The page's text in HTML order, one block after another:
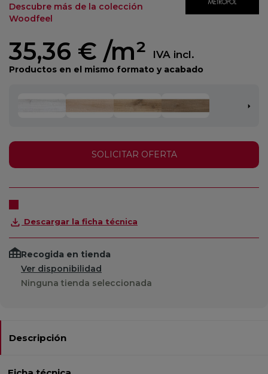
Descubre más de la colección
Woodfeel
35,36 € /m² IVA incl.
Productos en el mismo formato y acabado
SOLICITAR OFERTA
Descargar la ficha técnica
Recogida en tienda
Ver disponibilidad
Ninguna tienda seleccionada
Descripción